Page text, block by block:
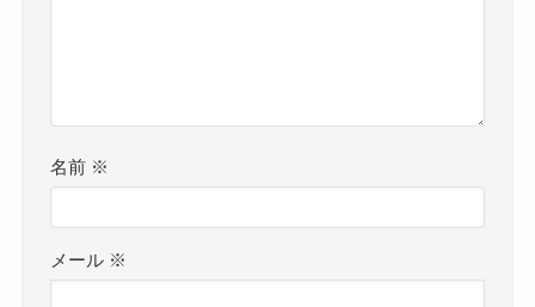
名前 ※
メール ※